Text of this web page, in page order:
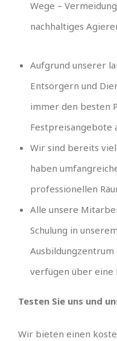
Wege –
nachhaltiges
Aufgrund unserer
Entsorgern und
immer den besten
Festpreisangebote
Wir sind bereits
haben
professionellen
Alle unsere
Schulung in
verfügen über eine
Testen Sie uns und
Wir bieten einen